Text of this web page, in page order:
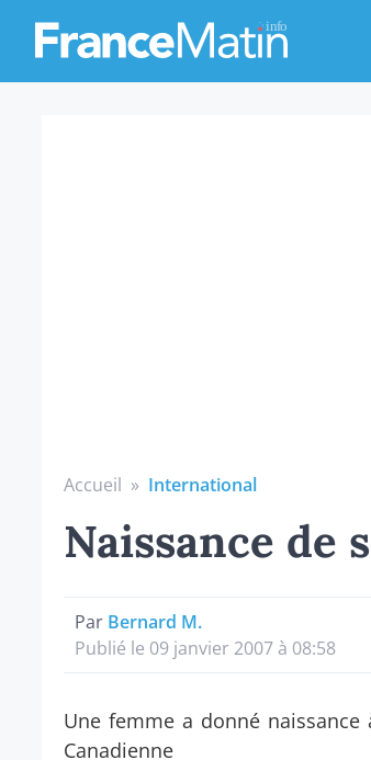
Accueil » International
Naissance de
Par Bernard M.
Publié le 09 janvier 2007 à 08:58
Une femme a donné
Canadienne